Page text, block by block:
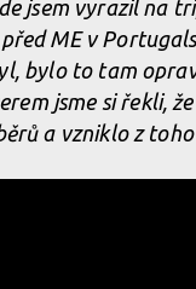
jsem vyrazil na
ME v
bylo to tam
jsme si řekli,
a vzniklo z